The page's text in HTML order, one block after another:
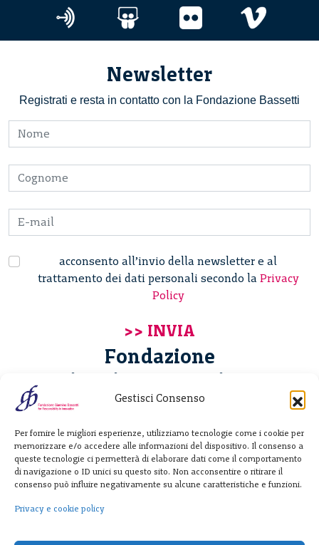
Gestisci Consenso
Per fornire le migliori esperienze, utilizziamo tecnologie come i cookie per
memorizzare e/o accedere alle informazioni del dispositivo. Il consenso a
queste tecnologie ci permetterà di elaborare dati come il comportamento
di navigazione o ID unici su questo sito. Non acconsentire o ritirare il
consenso può influire negativamente su alcune caratteristiche e funzioni.
Privacy e cookie policy
Newsletter
Registrati e resta in contatto con la Fondazione Bassetti
acconsento all’invio della newsletter e al
trattamento dei dati personali secondo la Privacy
Policy
Fondazione
Giannino Bassetti ETS
20122 Milano - Italia
T. +39 02 781933
F. + 39 02 76392030
info@fondazionebassetti.org